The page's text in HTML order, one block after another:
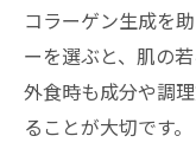
浅草のオ
材を発見
浅草ヘル
く理由
コラーゲン生成を
ーを選ぶと、肌の
外食時も成分や調
ることが大切です。